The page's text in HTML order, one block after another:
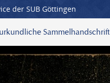
der SUB Göttingen
Sammelhandschrift